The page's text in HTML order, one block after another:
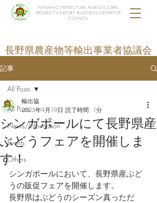
NAGANO PREFECTURE AGRICULTURAL
PRODUCTS EXPORT BUSINESS OPERATOR
COUNCIL
長野県農産物等輸出事業者協議会
記事
All Posts
News/Information
Events
Others
All Posts
シンガポールにて長野県産
ぶどうフェアを開催しま
す！
輸出協
2025年9月19日 読了時間: 1分
シンガポールにおいて、長野県産ぶど
うの販促フェアを開催します。
長野県はぶどうのシーズン真っただ